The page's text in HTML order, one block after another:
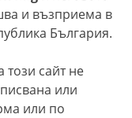
и възприема в
България.
този сайт не
или
или по